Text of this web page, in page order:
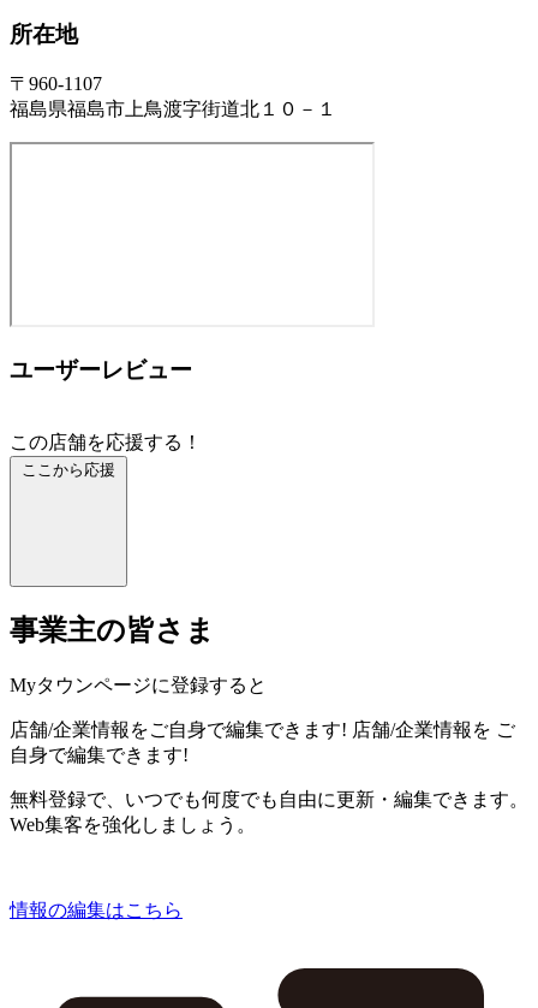
所在地
〒960-1107
福島県福島市上鳥渡字街道北１０－１
ユーザーレビュー
この店舗を応援する！
ここから応援
事業主の皆さま
Myタウンページに登録すると
店舗/企業情報をご自身で編集できます! 店舗/企業情報を ご
自身で編集できます!
無料登録で、いつでも何度でも自由に更新・編集できます。
Web集客を強化しましょう。
情報の編集はこちら